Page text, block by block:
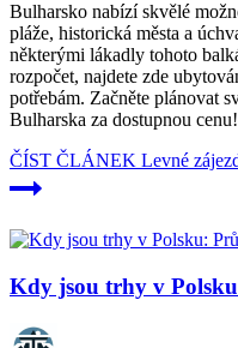
Bulharsko nabízí skvělé
pláže, historická města a
některými lákadly tohoto
rozpočet, najdete zde
potřebám. Začněte plánovat
Bulharska za dostupnou cenu!
ČÍST ČLÁNEK Levné
Kdy jsou trhy v